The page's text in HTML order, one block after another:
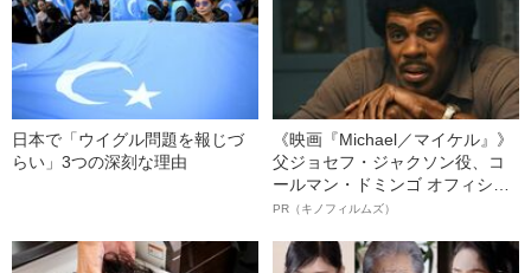
日本で「ウイグル問題を報じづ
らい」3つの深刻な理由
《映画『Michael／マイケル』》
父ジョセフ・ジャクソン役、コ
ールマン・ドミンゴ オフィシャ
ルインタビュー“観客を魅了した
語る”《日本興収70億円突破》
PR（キノフィルムズ）